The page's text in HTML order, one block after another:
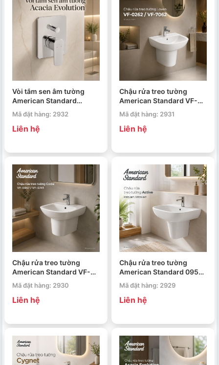
Vòi tắm sen âm tường
American Standard
Acacia Evolution WF-I321
Mã đặt hàng: 2932
Liên hệ
Chậu rửa treo tường
American Standard VF-
0262 / VF-7062 Loven
Mã đặt hàng: 2931
Liên hệ
Chậu rửa treo tường
American Standard VF-
0947 / VF-0741 Codie
Mã đặt hàng: 2930
Liên hệ
Chậu rửa treo tường
American Standard 0955-
WT / 0755-WT Active
Mã đặt hàng: 2929
Liên hệ